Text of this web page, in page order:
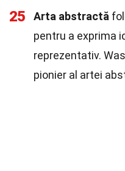
25 Arta abstractă
pentru a exprima
reprezentativ.
pionier al artei